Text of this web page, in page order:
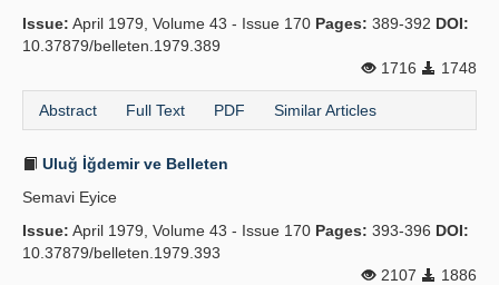
Issue: April 1979, Volume 43 - Issue 170 Pages: 389-392 DOI:
10.37879/belleten.1979.389
1716
1748
Abstract Full Text PDF Similar Articles
Uluğ İğdemir ve Belleten
Semavi Eyice
Issue: April 1979, Volume 43 - Issue 170 Pages: 393-396 DOI:
10.37879/belleten.1979.393
2107
1886